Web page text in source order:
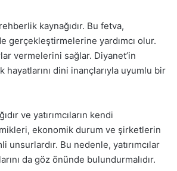
kaynağıdır. Bu fetva,
gerçekleştirmelerine yardımcı olur.
vermelerini sağlar. Diyanet’in
dini inançlarıyla uyumlu bir
ve yatırımcıların kendi
ekonomik durum ve şirketlerin
unsurlardır. Bu nedenle, yatırımcılar
da göz önünde bulundurmalıdır.